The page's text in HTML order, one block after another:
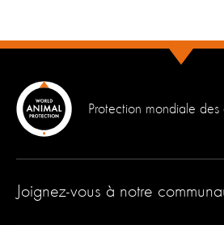
Protection mondiale des
Joignez-vous à notre